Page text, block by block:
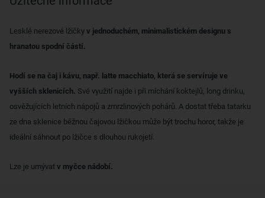
Lesklé nerezové lžičky v jednoduchém, minimalistickém designu s
hranatou spodní částí.
Hodí se na čaj i kávu, např. latte macchiato, která se servíruje ve
vyšších sklenicích. Své využití najde i při míchání koktejlů, long drinku,
osvěžujících letních nápojů a zmrzlinových pohárů. A dostat třeba tatarku
ze dna sklenice běžnou čajovou lžičkou může být trochu horor, takže je
ideální sáhnout po lžičce s dlouhou rukojetí.
Lze je umývat v myčce nádobí.